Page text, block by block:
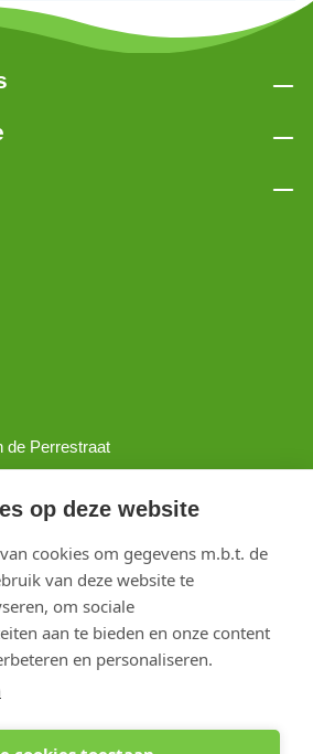
op deze website
cookies om gegevens m.b.t. de
van deze website te
om sociale
aan te bieden en onze content
en personaliseren.
de Perrestraat
Alle rechten voorbehouden